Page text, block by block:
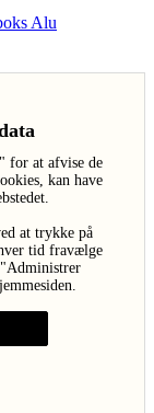
Alu
for at afvise de
kan have
at trykke på
tid fravælge